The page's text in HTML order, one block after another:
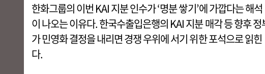
한화그룹의 이번 KAI 지분 인수가 ‘명분 쌓기’에 가깝다는 해석
이 나오는 이유다. 한국수출입은행의 KAI 지분 매각 등 향후 정
가 민영화 결정을 내리면 경쟁 우위에 서기 위한 포석으로 읽힌
다.